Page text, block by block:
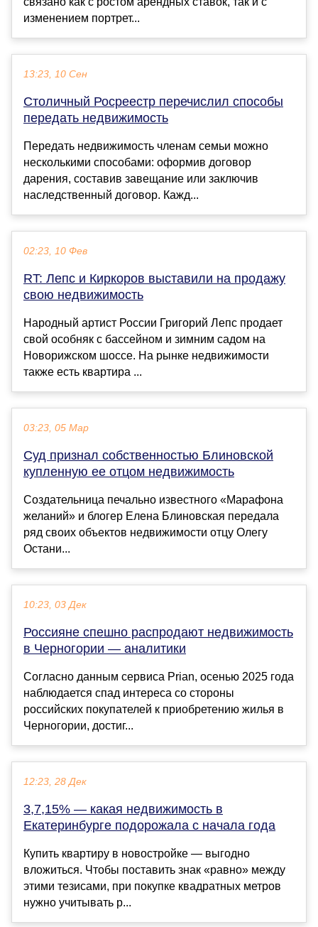
изменением портрет...
13:23, 10 Сен
Столичный Росреестр перечислил способы
передать недвижимость
Передать недвижимость членам семьи можно
несколькими способами: оформив договор
дарения, составив завещание или заключив
наследственный договор. Кажд...
02:23, 10 Фев
RT: Лепс и Киркоров выставили на продажу
свою недвижимость
Народный артист России Григорий Лепс продает
свой особняк с бассейном и зимним садом на
Новорижском шоссе. На рынке недвижимости
также есть квартира ...
03:23, 05 Мар
Суд признал собственностью Блиновской
купленную ее отцом недвижимость
Создательница печально известного «Марафона
желаний» и блогер Елена Блиновская передала
ряд своих объектов недвижимости отцу Олегу
Остани...
10:23, 03 Дек
Россияне спешно распродают недвижимость
в Черногории — аналитики
Согласно данным сервиса Prian, осенью 2025 года
наблюдается спад интереса со стороны
российских покупателей к приобретению жилья в
Черногории, достиг...
12:23, 28 Дек
3,7,15% — какая недвижимость в
Екатеринбурге подорожала с начала года
Купить квартиру в новостройке — выгодно
вложиться. Чтобы поставить знак «равно» между
этими тезисами, при покупке квадратных метров
нужно учитывать р...